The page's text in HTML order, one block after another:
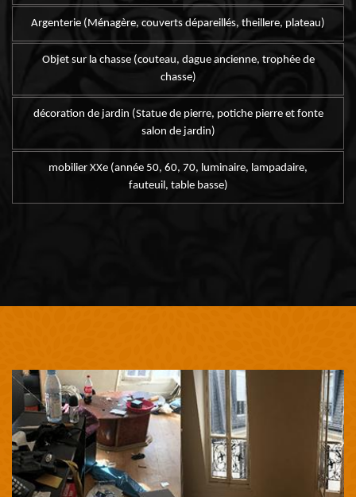
Argenterie (Ménagère, couverts dépareillés, theillere, plateau)
Objet sur la chasse (couteau, dague ancienne, trophée de
chasse)
décoration de jardin (Statue de pierre, potiche pierre et fonte
salon de jardin)
mobilier XXe (année 50, 60, 70, luminaire, lampadaire,
fauteuil, table basse)